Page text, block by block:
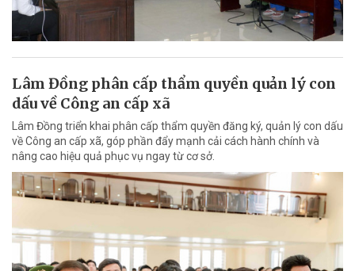
Lâm Đồng phân cấp thẩm quyền quản lý con
dấu về Công an cấp xã
Lâm Đồng triển khai phân cấp thẩm quyền đăng ký, quản lý con dấu
về Công an cấp xã, góp phần đẩy mạnh cải cách hành chính và
nâng cao hiệu quả phục vụ ngay từ cơ sở.